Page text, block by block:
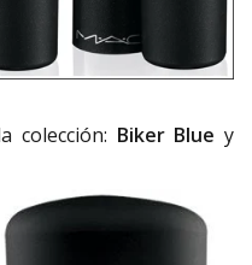
colección: Biker Blue y